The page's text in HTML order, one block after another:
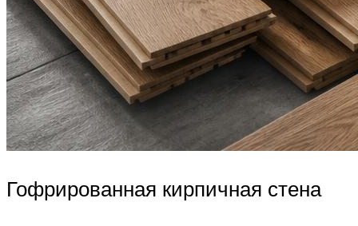
Гофрированная кирпичная стена